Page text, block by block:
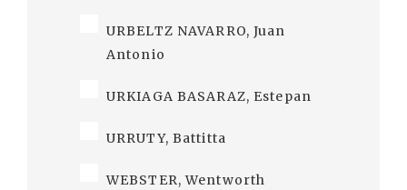
URBELTZ NAVARRO, Juan
Antonio
URKIAGA BASARAZ, Estepan
URRUTY, Battitta
WEBSTER, Wentworth